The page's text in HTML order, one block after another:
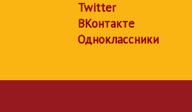
Twitter
ВКонтакте
Одноклассники